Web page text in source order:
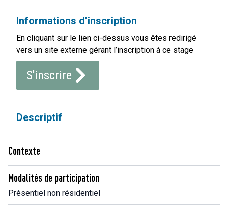
Contexte
Modalités de participation
Présentiel non résidentiel
Informations d’inscription
En cliquant sur le lien ci-dessus vous êtes redirigé
vers un site externe gérant l’inscription à ce stage
S'inscrire
Descriptif